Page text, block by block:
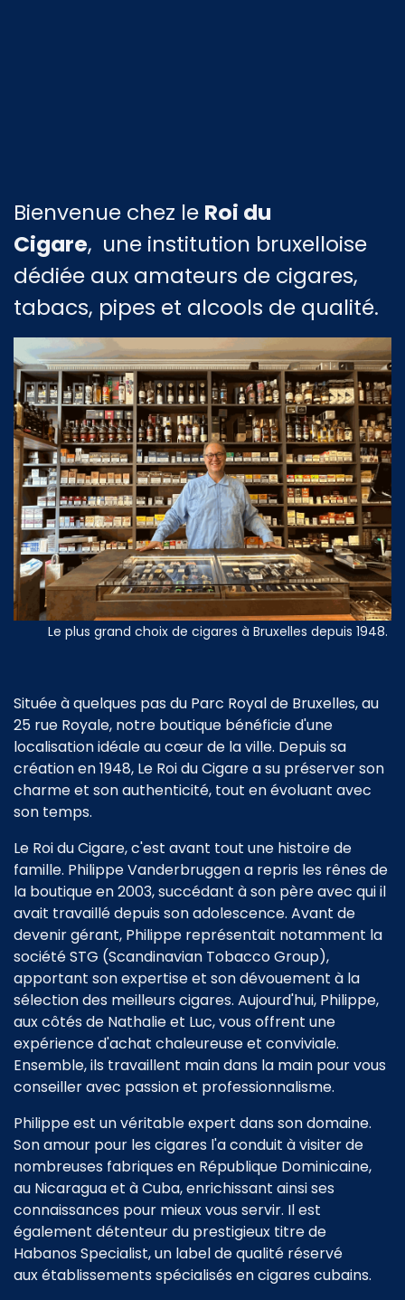
Bienvenue chez le Roi du
Cigare, une institution bruxelloise
dédiée aux amateurs de cigares,
tabacs, pipes et alcools de qualité.
Le plus grand choix de cigares à Bruxelles depuis 1948.
Située à quelques pas du Parc Royal de Bruxelles, au
25 rue Royale, notre boutique bénéficie d'une
localisation idéale au cœur de la ville. Depuis sa
création en 1948, Le Roi du Cigare a su préserver son
charme et son authenticité, tout en évoluant avec
son temps.
Le Roi du Cigare, c'est avant tout une histoire de
famille. Philippe Vanderbruggen a repris les rênes de
la boutique en 2003, succédant à son père avec qui il
avait travaillé depuis son adolescence. Avant de
devenir gérant, Philippe représentait notamment la
société STG (Scandinavian Tobacco Group),
apportant son expertise et son dévouement à la
sélection des meilleurs cigares. Aujourd'hui, Philippe,
aux côtés de Nathalie et Luc, vous offrent une
expérience d'achat chaleureuse et conviviale.
Ensemble, ils travaillent main dans la main pour vous
conseiller avec passion et professionnalisme.
Philippe est un véritable expert dans son domaine.
Son amour pour les cigares l'a conduit à visiter de
nombreuses fabriques en République Dominicaine,
au Nicaragua et à Cuba, enrichissant ainsi ses
connaissances pour mieux vous servir. Il est
également détenteur du prestigieux titre de
Habanos Specialist, un label de qualité réservé
aux établissements spécialisés en cigares cubains.